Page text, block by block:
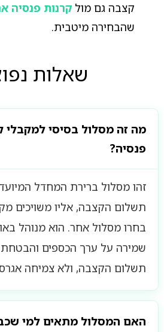
קצבה גם מול קרנות פנסיה
שהבחירה מיטבית.
שאלות
מה זה מסלול בסיסי למקבלי
פנסיה?
זהו מסלול ברירת המחדל
תשלום הקצבה, אליו משויכים
בחרו מסלול אחר. הוא מנוהל
שמירה על ערך הכספים והבטחת
תשלום הקצבה, ולא צמיחה
האם המסלול מתאים למי